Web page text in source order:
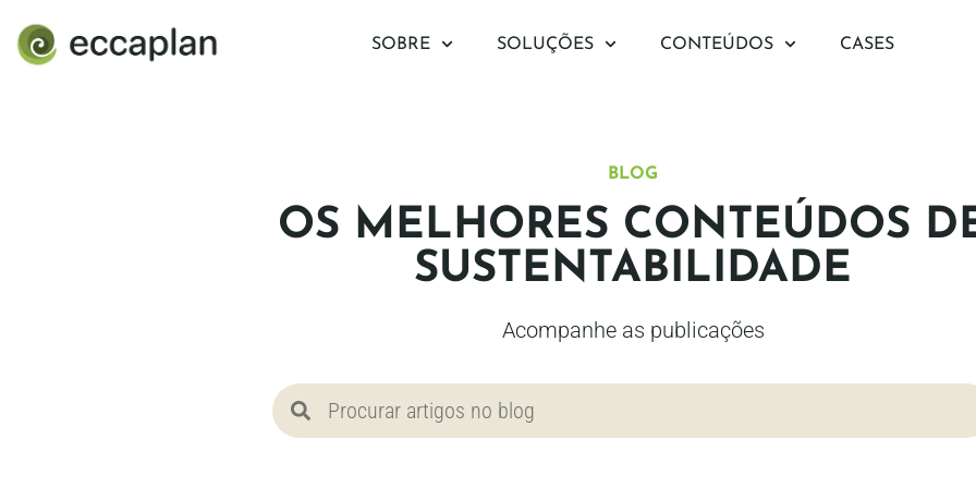
SOBRE SOLUÇÕES CONTEÚDOS CASES
BLOG
OS MELHORES CONTEÚDOS
SUSTENTABILIDADE
Acompanhe as publicações